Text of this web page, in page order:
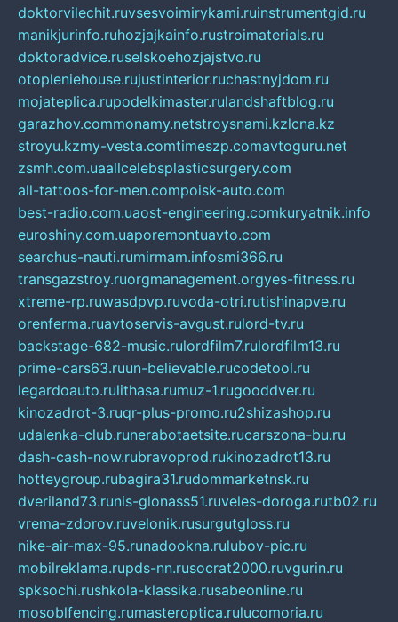
doktorvilechit.ruvsesvoimirykami.ruinstrumentgid.ru
manikjurinfo.ruhozjajkainfo.rustroimaterials.ru
doktoradvice.ruselskoehozjajstvo.ru
otopleniehouse.rujustinterior.ruchastnyjdom.ru
mojateplica.rupodelkimaster.rulandshaftblog.ru
garazhov.commonamy.netstroysnami.kzlcna.kz
stroyu.kzmy-vesta.comtimeszp.comavtoguru.net
zsmh.com.uaallcelebsplasticsurgery.com
all-tattoos-for-men.compoisk-auto.com
best-radio.com.uaost-engineering.comkuryatnik.info
euroshiny.com.uaporemontuavto.com
searchus-nauti.rumirmam.infosmi366.ru
transgazstroy.ruorgmanagement.orgyes-fitness.ru
xtreme-rp.ruwasdpvp.ruvoda-otri.rutishinapve.ru
orenferma.ruavtoservis-avgust.rulord-tv.ru
backstage-682-music.rulordfilm7.rulordfilm13.ru
prime-cars63.ruun-believable.rucodetool.ru
legardoauto.rulithasa.rumuz-1.rugooddver.ru
kinozadrot-3.ruqr-plus-promo.ru2shizashop.ru
udalenka-club.runerabotaetsite.rucarszona-bu.ru
dash-cash-now.rubravoprod.rukinozadrot13.ru
hotteygroup.rubagira31.rudommarketnsk.ru
dveriland73.runis-glonass51.ruveles-doroga.rutb02.ru
vrema-zdorov.ruvelonik.rusurgutgloss.ru
nike-air-max-95.runadookna.rulubov-pic.ru
mobilreklama.rupds-nn.rusocrat2000.ruvgurin.ru
spksochi.rushkola-klassika.rusabeonline.ru
mosoblfencing.rumasteroptica.rulucomoria.ru